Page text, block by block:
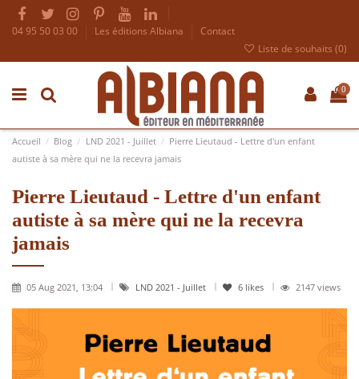
04 95 50 03 00 Les éditions Albiana
Contact
Liste de souhaits (0)
0
Accueil Blog LND 2021 - Juillet
Pierre Lieutaud - Lettre d'un enfant
autiste à sa mère qui ne la recevra jamais
Pierre Lieutaud - Lettre d'un enfant
autiste à sa mère qui ne la recevra
jamais
05 Aug 2021, 13:04 LND 2021 - Juillet 6 likes 2147 views